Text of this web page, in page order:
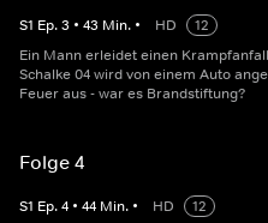
S1 Ep.3 • 43 Min. • HD
12
Ein Mann erleidet einen
Schalke 04 wird von einem Auto
Feuer aus - war es Brandstiftung?
Folge 4
S1 Ep.4 • 44 Min. • HD
12